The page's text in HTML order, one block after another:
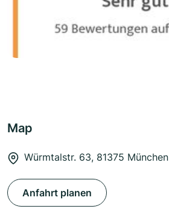
Map
Würmtalstr. 63, 81375 München
Anfahrt planen